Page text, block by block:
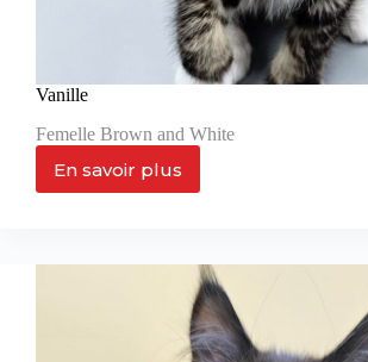
Vanille
Femelle Brown and White
En savoir plus
Vanille